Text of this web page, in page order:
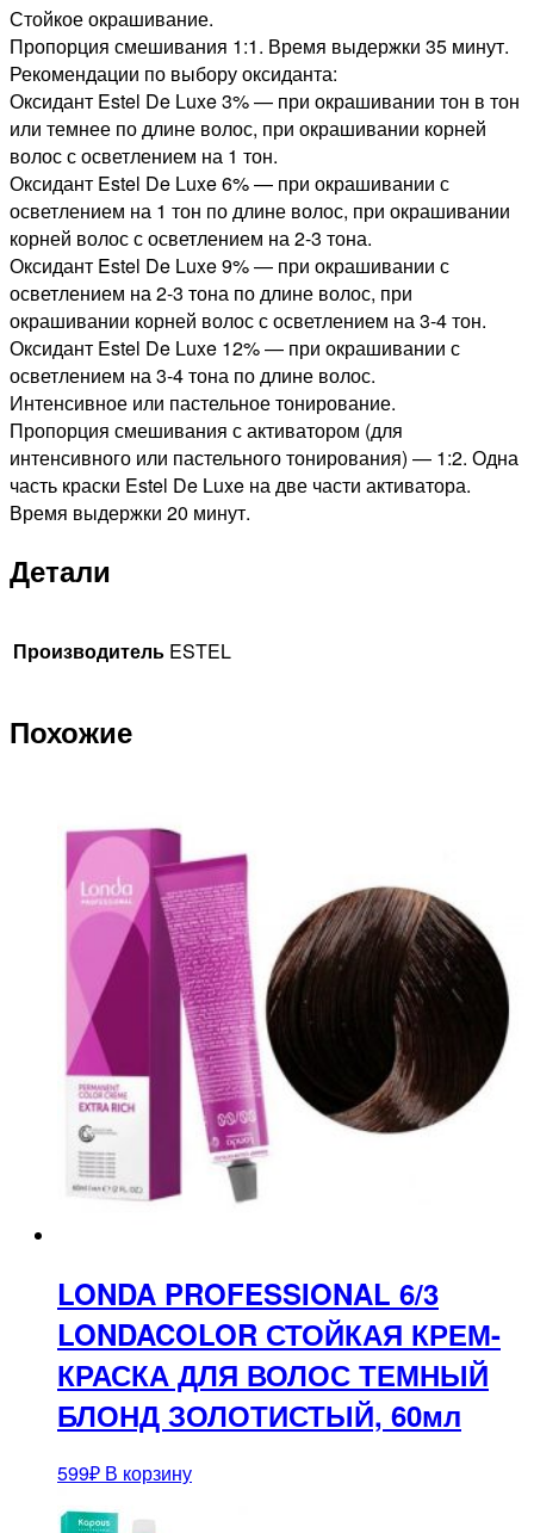
Стойкое окрашивание.
Пропорция смешивания 1:1. Время выдержки 35 минут.
Рекомендации по выбору оксиданта:
Оксидант Estel De Luxe 3% — при окрашивании тон в тон
или темнее по длине волос, при окрашивании корней
волос с осветлением на 1 тон.
Оксидант Estel De Luxe 6% — при окрашивании с
осветлением на 1 тон по длине волос, при окрашивании
корней волос с осветлением на 2-3 тона.
Оксидант Estel De Luxe 9% — при окрашивании с
осветлением на 2-3 тона по длине волос, при
окрашивании корней волос с осветлением на 3-4 тон.
Оксидант Estel De Luxe 12% — при окрашивании с
осветлением на 3-4 тона по длине волос.
Интенсивное или пастельное тонирование.
Пропорция смешивания с активатором (для
интенсивного или пастельного тонирования) — 1:2. Одна
часть краски Estel De Luxe на две части активатора.
Время выдержки 20 минут.
Детали
Производитель ESTEL
Похожие
LONDA PROFESSIONAL 6/3
LONDACOLOR СТОЙКАЯ КРЕМ-
КРАСКА ДЛЯ ВОЛОС ТЕМНЫЙ
БЛОНД ЗОЛОТИСТЫЙ, 60мл
599₽ В корзину